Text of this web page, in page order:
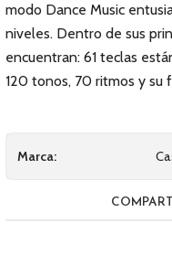
modo Dance Music
niveles. Dentro de sus
encuentran: 61 teclas
120 tonos, 70 ritmos y su
Marca: